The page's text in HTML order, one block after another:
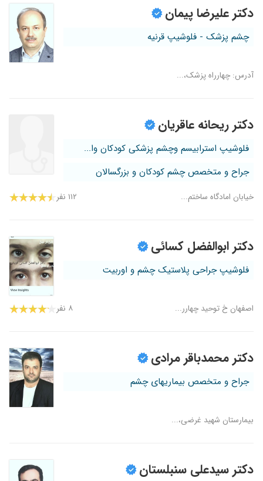
دکتر علیرضا پیمان
چشم پزشک - فلوشیپ قرنیه
آدرس: چهارراه پزشک،...
دکتر ریحانه عاقریان
فلوشیپ استرابیسم وچشم پزشکی کودکان وا...
جراح و متخصص چشم کودکان و بزرگسالان
خیابان امادگاه ساختم... ۱۱۲ نفر
دکتر ابوالفضل کسائی
فلوشیپ جراحی پلاستیک چشم و اوربیت
اصفهان خ توحید چهارر... ۸ نفر
دکتر محمدباقر مرادی
جراح و متخصص بیماریهای چشم
بیمارستان شهید غرضی،...
دکتر سیدعلی سنبلستان